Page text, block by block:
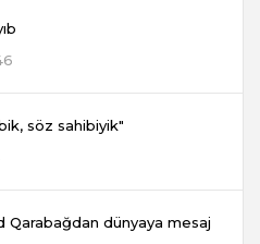
söz sahibiyik"
Qarabağdan dünyaya mesaj